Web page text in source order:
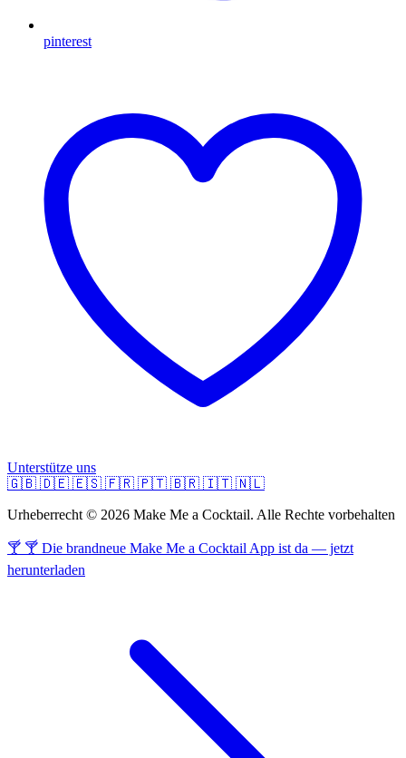
pinterest
Unterstütze uns
🇬🇧 🇩🇪 🇪🇸 🇫🇷 🇵🇹 🇧🇷 🇮🇹 🇳🇱
Urheberrecht © 2026 Make Me a Cocktail. Alle Rechte vorbehalten
🍸 🍸 Die brandneue Make Me a Cocktail App ist da — jetzt
herunterladen